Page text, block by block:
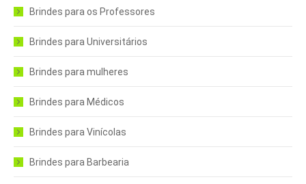
Brindes para os Professores
Brindes para Universitários
Brindes para mulheres
Brindes para Médicos
Brindes para Vinícolas
Brindes para Barbearia